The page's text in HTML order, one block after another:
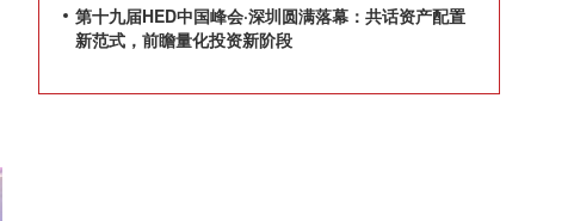
第十九届HED中国峰会·深圳圆满落幕：共话资产配置
新范式，前瞻量化投资新阶段